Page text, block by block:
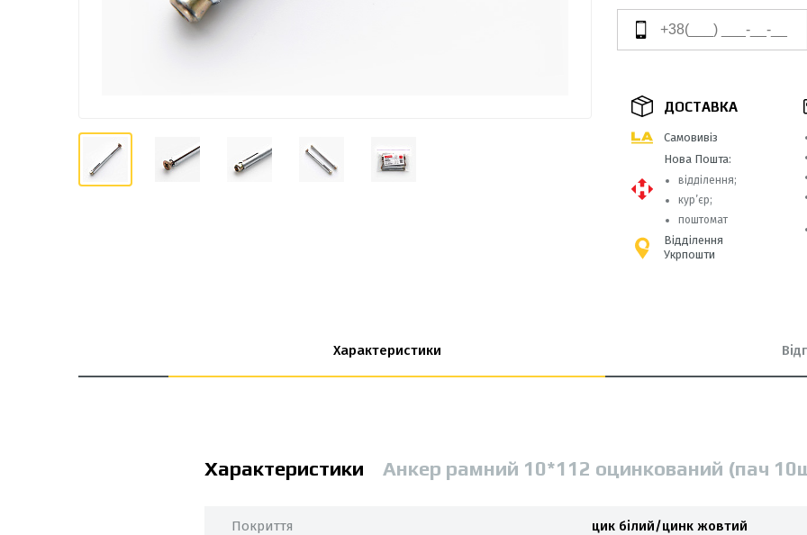
ДОСТАВКА
Самовивіз
Нова Пошта:
відділення;
кур’єр;
поштомат
Відділення
Укрпошти
Характеристики
Характеристики Анкер рамний 10*112 оцинкований (пач
Покриття цик білий/цинк жовтий